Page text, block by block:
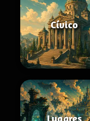
Cívico
Lugares